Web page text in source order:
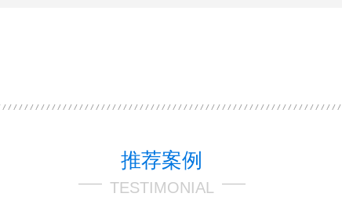
推荐案例
TESTIMONIAL